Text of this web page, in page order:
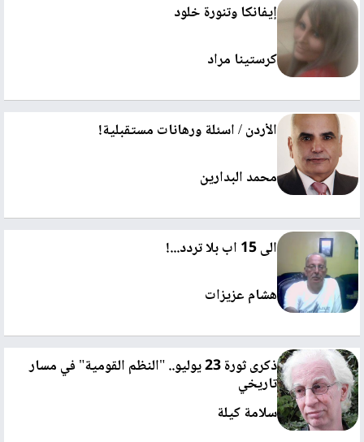
إيفانكا وتنورة خلود
كرستينا مراد
الأردن / اسئلة ورهانات مستقبلية!
محمد البدارين
الى 15 اب بلا تردد...!
هشام عزيزات
ذكرى ثورة 23 يوليو.. "النظم القومية" في مسار
تاريخي
سلامة كيلة